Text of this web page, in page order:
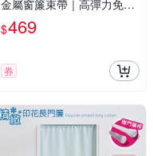
金屬窗簾束帶｜高彈力免打
孔綁帶 居家軟裝美學
$469
券